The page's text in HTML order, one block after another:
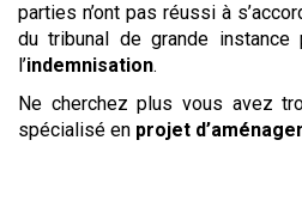
parties n’ont pas réussi à
du tribunal de grande
l’indemnisation.
Ne cherchez plus vous avez
spécialisé en projet